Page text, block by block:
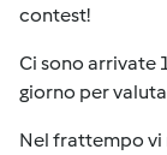
contest!
Ci sono arrivate
giorno per
Nel frattempo